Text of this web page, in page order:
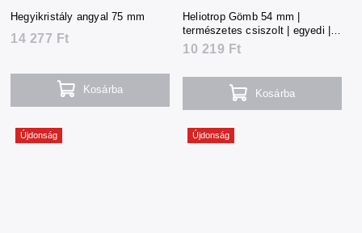
Hegyikristály angyal 75 mm
14 277 Ft
Kosárba
Heliotrop Gömb 54 mm |
természetes csiszolt | egyedi |
226 g | Dél-Afrika
10 219 Ft
Kosárba
Újdonság Újdonság